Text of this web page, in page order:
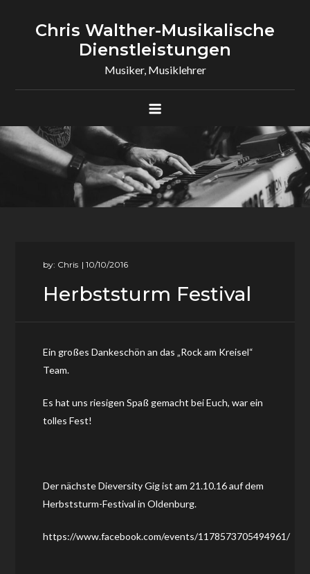
Chris Walther-Musikalische
Dienstleistungen
Musiker, Musiklehrer
by: Chris
Herbststurm Festival
Ein großes Dankeschön an das „Rock am Kreisel“
Team.
Es hat uns riesigen Spaß gemacht bei Euch, war ein
tolles Fest!
Der nächste Dieversity Gig ist am 21.10.16 auf dem
Herbststurm-Festival in Oldenburg.
https://www.facebook.com/events/1178573705494961/